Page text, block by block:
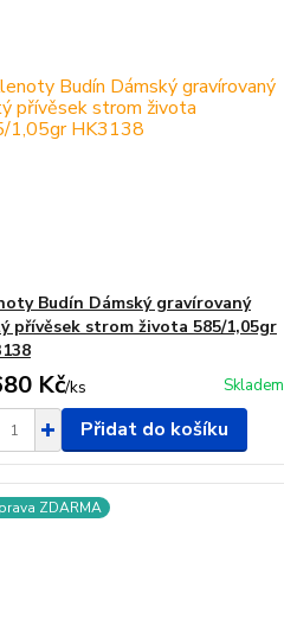
Budín Dámský gravírovaný
přívěsek strom života 585/1,05gr
Kč/ks Skladem
Přidat do košíku
ZDARMA